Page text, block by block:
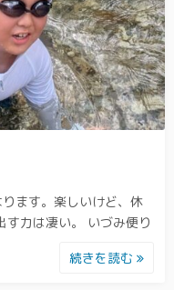
ます。楽しいけど、休
力は凄い。 いづみ便り
続きを読む